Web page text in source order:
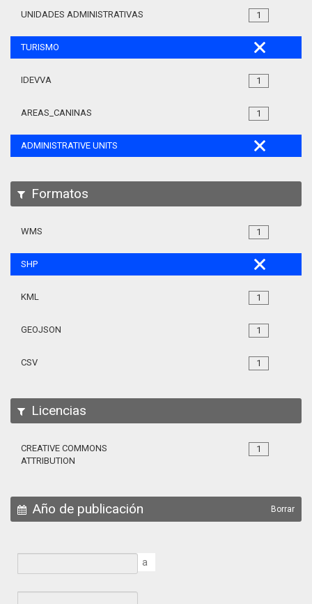
1
UNIDADES ADMINISTRATIVAS
TURISMO
1
IDEVVA
1
AREAS_CANINAS
ADMINISTRATIVE UNITS
Formatos
1
WMS
SHP
1
KML
1
GEOJSON
1
CSV
Licencias
1
CREATIVE COMMONS
ATTRIBUTION
Año de publicación Borrar
a